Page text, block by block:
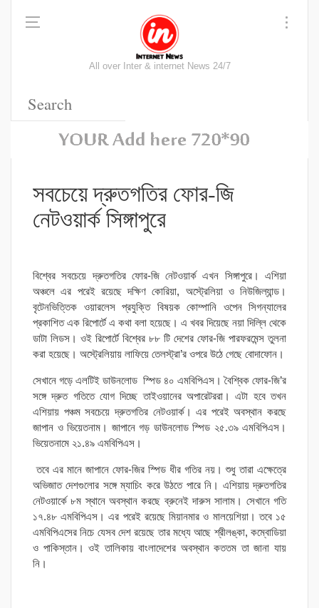
All over Inter & internet News 24/7
সবচেয়ে দ্রুতগতির ফোর-জি
নেটওয়ার্ক সিঙ্গাপুরে
বিশ্বের সবচেয়ে দ্রুতগতির ফোর-জি নেটওয়ার্ক এখন সিঙ্গাপুরে। এশিয়া
অঞ্চলে এর পরেই রয়েছে দক্ষিণ কোরিয়া, অস্ট্রেলিয়া ও নিউজিল্যান্ড।
বৃটেনভিত্তিক ওয়ারলেস প্রযুক্তি বিষয়ক কোম্পানি ওপেন সিগন্যালের
প্রকাশিত এক রিপোর্টে এ কথা বলা হয়েছে। এ খবর দিয়েছে নয়া দিল্লি থেকে
ডাটা লিডস। ওই রিপোর্টে বিশ্বের ৮৮ টি দেশের ফোর-জি পারফরমেন্স তুলনা
করা হয়েছে। অস্ট্রেলিয়ায় লাফিয়ে তেলস্ট্রা’র ওপরে উঠে গেছে বোদাফোন।
সেখানে গড়ে এলটিই ডাউনলোড স্পিড ৪০ এমবিপিএস। বৈশ্বিক ফোর-জি’র
সঙ্গে দ্রুত গতিতে যোগ দিচ্ছে তাইওয়ানের অপারেটররা। এটা হবে তখন
এশিয়ায় পঞ্চম সবচেয়ে দ্রুতগতির নেটওয়ার্ক। এর পরেই অবস্থান করছে
জাপান ও ভিয়েতনাম। জাপানে গড় ডাউনলোড স্পিড ২৫.৩৯ এমবিপিএস।
ভিয়েতনামে ২১.৪৯ এমবিপিএস।
তবে এর মানে জাপানে ফোর-জির স্পিড ধীর গতির নয়। শুধু তারা এক্ষেত্রে
অভিজাত দেশগুলোর সঙ্গে ম্যাচিং করে উঠতে পারে নি। এশিয়ায় দ্রুতগতির
নেটওয়ার্কে ৮ম স্থানে অবস্থান করছে ব্রুনেই দারুস সালাম। সেখানে গতি
১৭.৪৮ এমবিপিএস। এর পরেই রয়েছে মিয়ানমার ও মালয়েশিয়া। তবে ১৫
এমবিপিএসের নিচে যেসব দেশ রয়েছে তার মধ্যে আছে শ্রীলঙ্কা, কম্বোডিয়া
ও পাকিস্তান। ওই তালিকায় বাংলাদেশের অবস্থান কততম তা জানা যায়
নি।